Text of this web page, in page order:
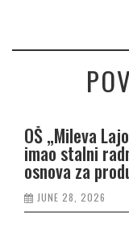
OŠ „Mileva
imao stalni
osnova za
JUNE 28, 2026